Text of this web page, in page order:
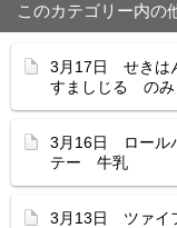
このカテゴリー内の
3月17日 せきは
すましじる のみ
3月16日 ロール
テー 牛乳
3月13日 ツァイ